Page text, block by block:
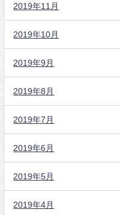
2019年11月
2019年10月
2019年9月
2019年8月
2019年7月
2019年6月
2019年5月
2019年4月